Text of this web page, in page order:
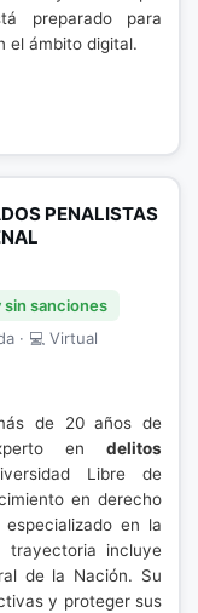
preparado para
el ámbito digital.
PENALISTAS
sanciones
· 💻 Virtual
de 20 años de
en delitos
Libre de
en derecho
en la
trayectoria incluye
de la Nación. Su
y proteger sus